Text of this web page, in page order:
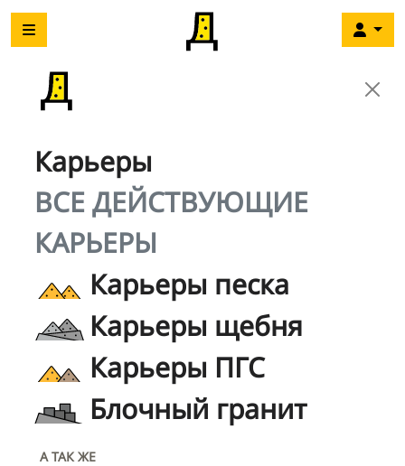
Карьеры
ВСЕ ДЕЙСТВУЮЩИЕ
КАРЬЕРЫ
Карьеры песка
Карьеры щебня
Карьеры ПГС
Блочный гранит
А ТАК ЖЕ